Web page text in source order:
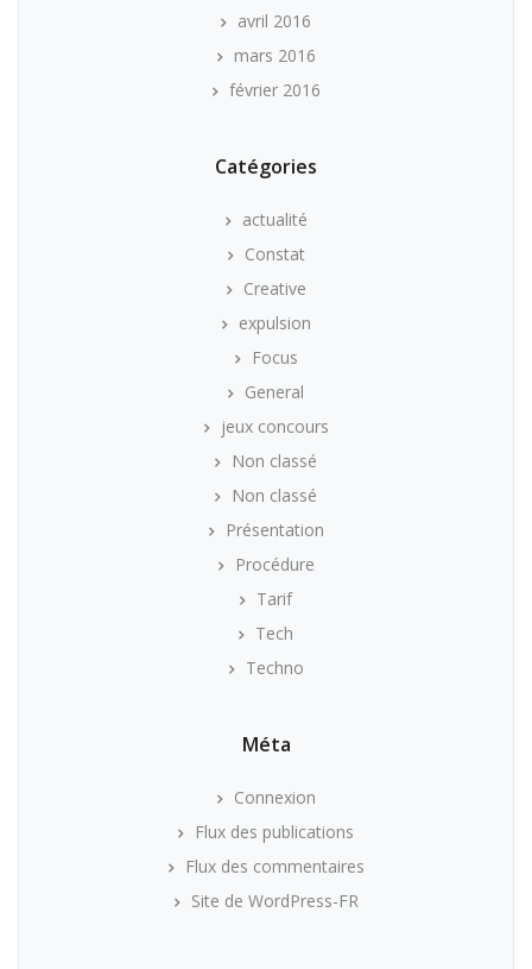
avril 2016
mars 2016
février 2016
Catégories
actualité
Constat
Creative
expulsion
Focus
General
jeux concours
Non classé
Non classé
Présentation
Procédure
Tarif
Tech
Techno
Méta
Connexion
Flux des publications
Flux des commentaires
Site de WordPress-FR